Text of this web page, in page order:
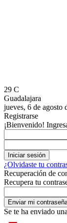
29 C
Guadalajara
jueves, 6 de agosto
Registrarse
¡Bienvenido!
¿Olvidaste tu
Recuperación de
Recupera tu
Se te ha enviado